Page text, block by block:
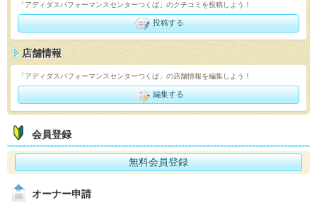
「アディダスパフォーマンスセンターつくば」のクチコミを投稿しよう！
投稿する
店舗情報
「アディダスパフォーマンスセンターつくば」の店舗情報を編集しよう！
編集する
会員登録
無料会員登録
オーナー申請